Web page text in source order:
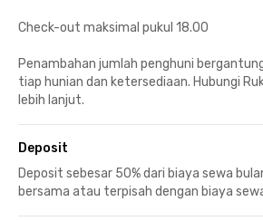
Check-out maksimal pukul 18.00
Penambahan jumlah penghuni
tiap hunian dan ketersediaan. Hubungi
lebih lanjut.
Deposit
Deposit sebesar 50% dari biaya sewa
bersama atau terpisah dengan biaya